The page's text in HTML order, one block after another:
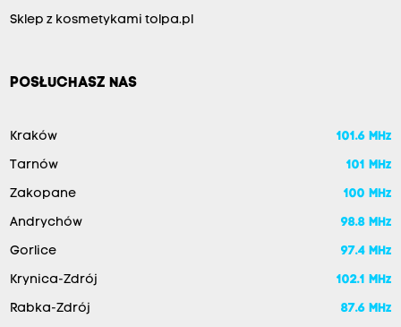
Sklep z kosmetykami tolpa.pl
POSŁUCHASZ NAS
Kraków 101.6 MHz
Tarnów 101 MHz
Zakopane 100 MHz
Andrychów 98.8 MHz
Gorlice 97.4 MHz
Krynica-Zdrój 102.1 MHz
Rabka-Zdrój 87.6 MHz